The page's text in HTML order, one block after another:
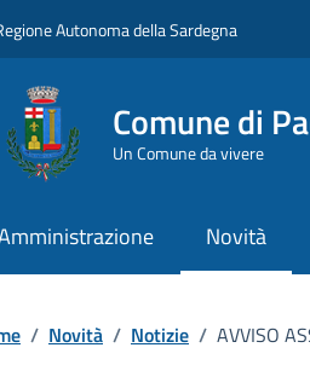
Autonoma della Sardegna
Comune di
Un Comune da vivere
Novità
/ Novità / Notizie / AVVISO